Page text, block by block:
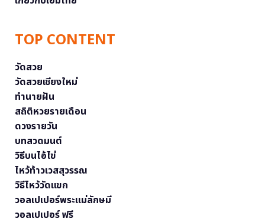
TOP CONTENT
วัดสวย
วัดสวยเชียงใหม่
ทำนายฝัน
สถิติหวยรายเดือน
ดวงรายวัน
บทสวดมนต์
วิธีบนไอ้ไข่
ไหว้ท้าวเวสสุวรรณ
วิธีไหว้วัดแขก
วอลเปเปอร์พระแม่ลักษมี
วอลเปเปอร์ ฟรี